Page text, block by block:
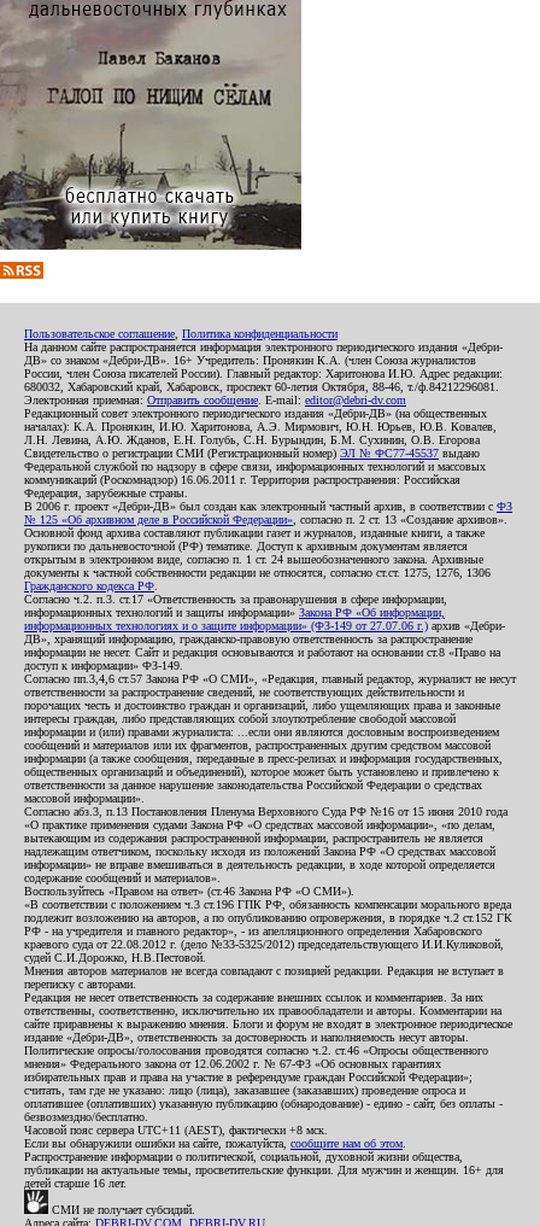
Пользовательское соглашение Политика конфиденциальности
На данном сайте распространяется информация электронного периодического издания «Дебри-
ДВ» со знаком «Дебри-ДВ». 16+ Учредитель: Пронякин К.А. (член Союза журналистов
России, член Союза писателей России). Главный редактор: Харитонова И.Ю. Адрес редакции:
680032, Хабаровский край, Хабаровск, проспект 60-летия Октября, 88-46, т./ф.84212296081.
Электронная приемная: Отправить сообщение . E-mail: editor@debri-dv.com
Редакционный совет электронного периодического издания «Дебри-ДВ» (на общественных
началах): К.А. Пронякин, И.Ю. Харитонова, А.Э. Мирмович, Ю.Н. Юрьев, Ю.В. Ковалев,
Л.Н. Левина, А.Ю. Жданов, Е.Н. Голубь, С.Н. Бурындин, Б.М. Сухинин, О.В. Егорова
Свидетельство о регистрации СМИ (Регистрационный номер) ЭЛ № ФС77-45537 выдано
Федеральной службой по надзору в сфере связи, информационных технологий и массовых
коммуникаций (Роскомнадзор) 16.06.2011 г. Территория распространения: Российская
Федерация, зарубежные страны.
В 2006 г. проект «Дебри-ДВ» был создан как электронный частный архив, в соответствии с ФЗ
№ 125 «Об архивном деле в Российской Федерации» , согласно п. 2 ст. 13 «Создание архивов».
Основной фонд архива составляют публикации газет и журналов, изданные книги, а также
рукописи по дальневосточной (РФ) тематике. Доступ к архивным документам является
открытым в электронном виде, согласно п. 1 ст. 24 вышеобозначенного закона. Архивные
документы к частной собственности редакции не относятся, согласно ст.ст. 1275, 1276, 1306
Гражданского кодекса РФ
Согласно ч.2. п.3. ст.17 «Ответственность за правонарушения в сфере информации,
информационных технологий и защиты информации» Закона РФ «Об информации,
информационных технологиях и о защите информации» (ФЗ-149 от 27.07.06 г.) архив «Дебри-
ДВ», хранящий информацию, гражданско-правовую ответственность за распространение
информации не несет. Сайт и редакция основываются и работают на основании ст.8 «Право на
доступ к информации» ФЗ-149.
Согласно пп.3,4,6 ст.57 Закона РФ «О СМИ», «Редакция, главный редактор, журналист не несут
ответственности за распространение сведений, не соответствующих действительности и
порочащих честь и достоинство граждан и организаций, либо ущемляющих права и законные
интересы граждан, либо представляющих собой злоупотребление свободой массовой
информации и (или) правами журналиста: ...если они являются дословным воспроизведением
сообщений и материалов или их фрагментов, распространенных другим средством массовой
информации (а также сообщения, переданные в пресс-релизах и информация государственных,
общественных организаций и объединений), которое может быть установлено и привлечено к
ответственности за данное нарушение законодательства Российской Федерации о средствах
массовой информации».
Согласно абз.3, п.13 Постановления Пленума Верховного Суда РФ №16 от 15 июня 2010 года
«О практике применения судами Закона РФ «О средствах массовой информации», «по делам,
вытекающим из содержания распространенной информации, распространитель не является
надлежащим ответчиком, поскольку исходя из положений Закона РФ «О средствах массовой
информации» не вправе вмешиваться в деятельность редакции, в ходе которой определяется
содержание сообщений и материалов».
Воспользуйтесь «Правом на ответ» (ст.46 Закона РФ «О СМИ»).
«В соответствии с положением ч.3 ст.196 ГПК РФ, обязанность компенсации морального вреда
подлежит возложению на авторов, а по опубликованию опровержения, в порядке ч.2 ст.152 ГК
РФ - на учредителя и главного редактор», - из апелляционного определения Хабаровского
краевого суда от 22.08.2012 г. (дело №33-5325/2012) председательствующего И.И.Куликовой,
судей С.И.Дорожко, Н.В.Пестовой.
Мнения авторов материалов не всегда совпадают с позицией редакции. Редакция не вступает в
переписку с авторами.
Редакция не несет ответственность за содержание внешних ссылок и комментариев. За них
ответственны, соответственно, исключительно их правообладатели и авторы. Комментарии на
сайте приравнены к выражению мнения. Блоги и форум не входят в электронное периодическое
издание «Дебри-ДВ», ответственность за достоверность и наполняемость несут авторы.
Политические опросы/голосования проводятся согласно ч.2. ст.46 «Опросы общественного
мнения» Федерального закона от 12.06.2002 г. № 67-ФЗ «Об основных гарантиях
избирательных прав и права на участие в референдуме граждан Российской Федерации»;
считать, там где не указано: лицо (лица), заказавшее (заказавших) проведение опроса и
оплатившее (оплативших) указанную публикацию (обнародование) - едино - сайт, без оплаты -
безвозмездно/бесплатно.
Часовой пояс сервера UTC+11 (AEST), фактически +8 мск.
Если вы обнаружили ошибки на сайте, пожалуйста, сообщите нам об этом
Распространение информации о политической, социальной, духовной жизни общества,
публикации на актуальные темы, просветительские функции. Для мужчин и женщин. 16+ для
детей старше 16 лет.
СМИ не получает субсидий.
Адреса сайта: DEBRI-DV.COM DEBRI-DV.RU